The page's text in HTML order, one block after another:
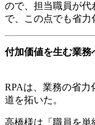
ので、担当職員が代
で、この点でも省力
付加価値を生む業務
RPAは、業務の省力
道を拓いた。
高橋様は「職員を